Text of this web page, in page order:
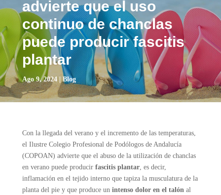
advierte que el uso
continuo de chanclas
puede producir fascitis
plantar
Ago 9, 2024|Blog
Con la llegada del verano y el incremento de las temperaturas,
el Ilustre Colegio Profesional de Podólogos de Andalucía
(COPOAN) advierte que el abuso de la utilización de chanclas
en verano puede producir fascitis plantar, es decir,
inflamación en el tejido interno que tapiza la musculatura de la
planta del pie y que produce un intenso dolor en el talónal